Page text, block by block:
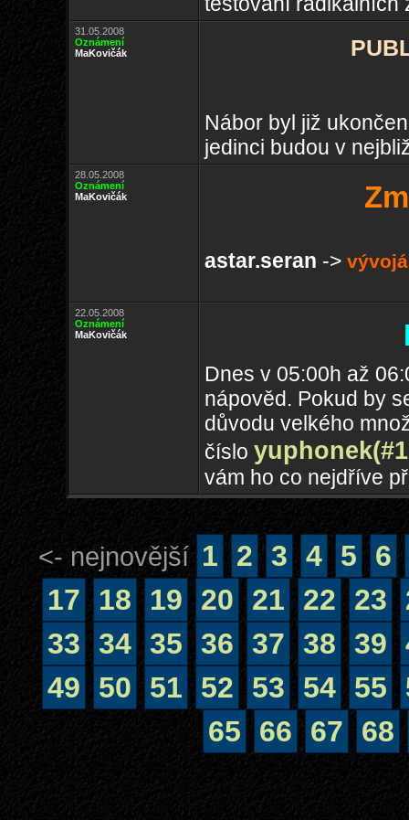
31.05.2008
Oznámení
MaKovičák
Nábor byl již
jedinci budou v
28.05.2008
Oznámení
MaKovičák
astar.seran ->
22.05.2008
Oznámení
MaKovičák
Dnes v 05:00h až
nápověd. Pokud by
důvodu velkého
číslo
vám ho co nejdříve
<- nejnovější 1 2 3 4 5
6
17
18 19 20 21 22 23
33 34 35 36 37 38 39
49
50 51 52 53 54 55
65
66 67 68